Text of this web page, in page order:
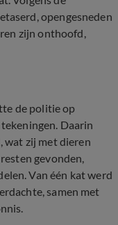
opengesneden
zijn onthoofd,
de politie op
Daarin
wat zij met dieren
gevonden,
Van één kat werd
samen met